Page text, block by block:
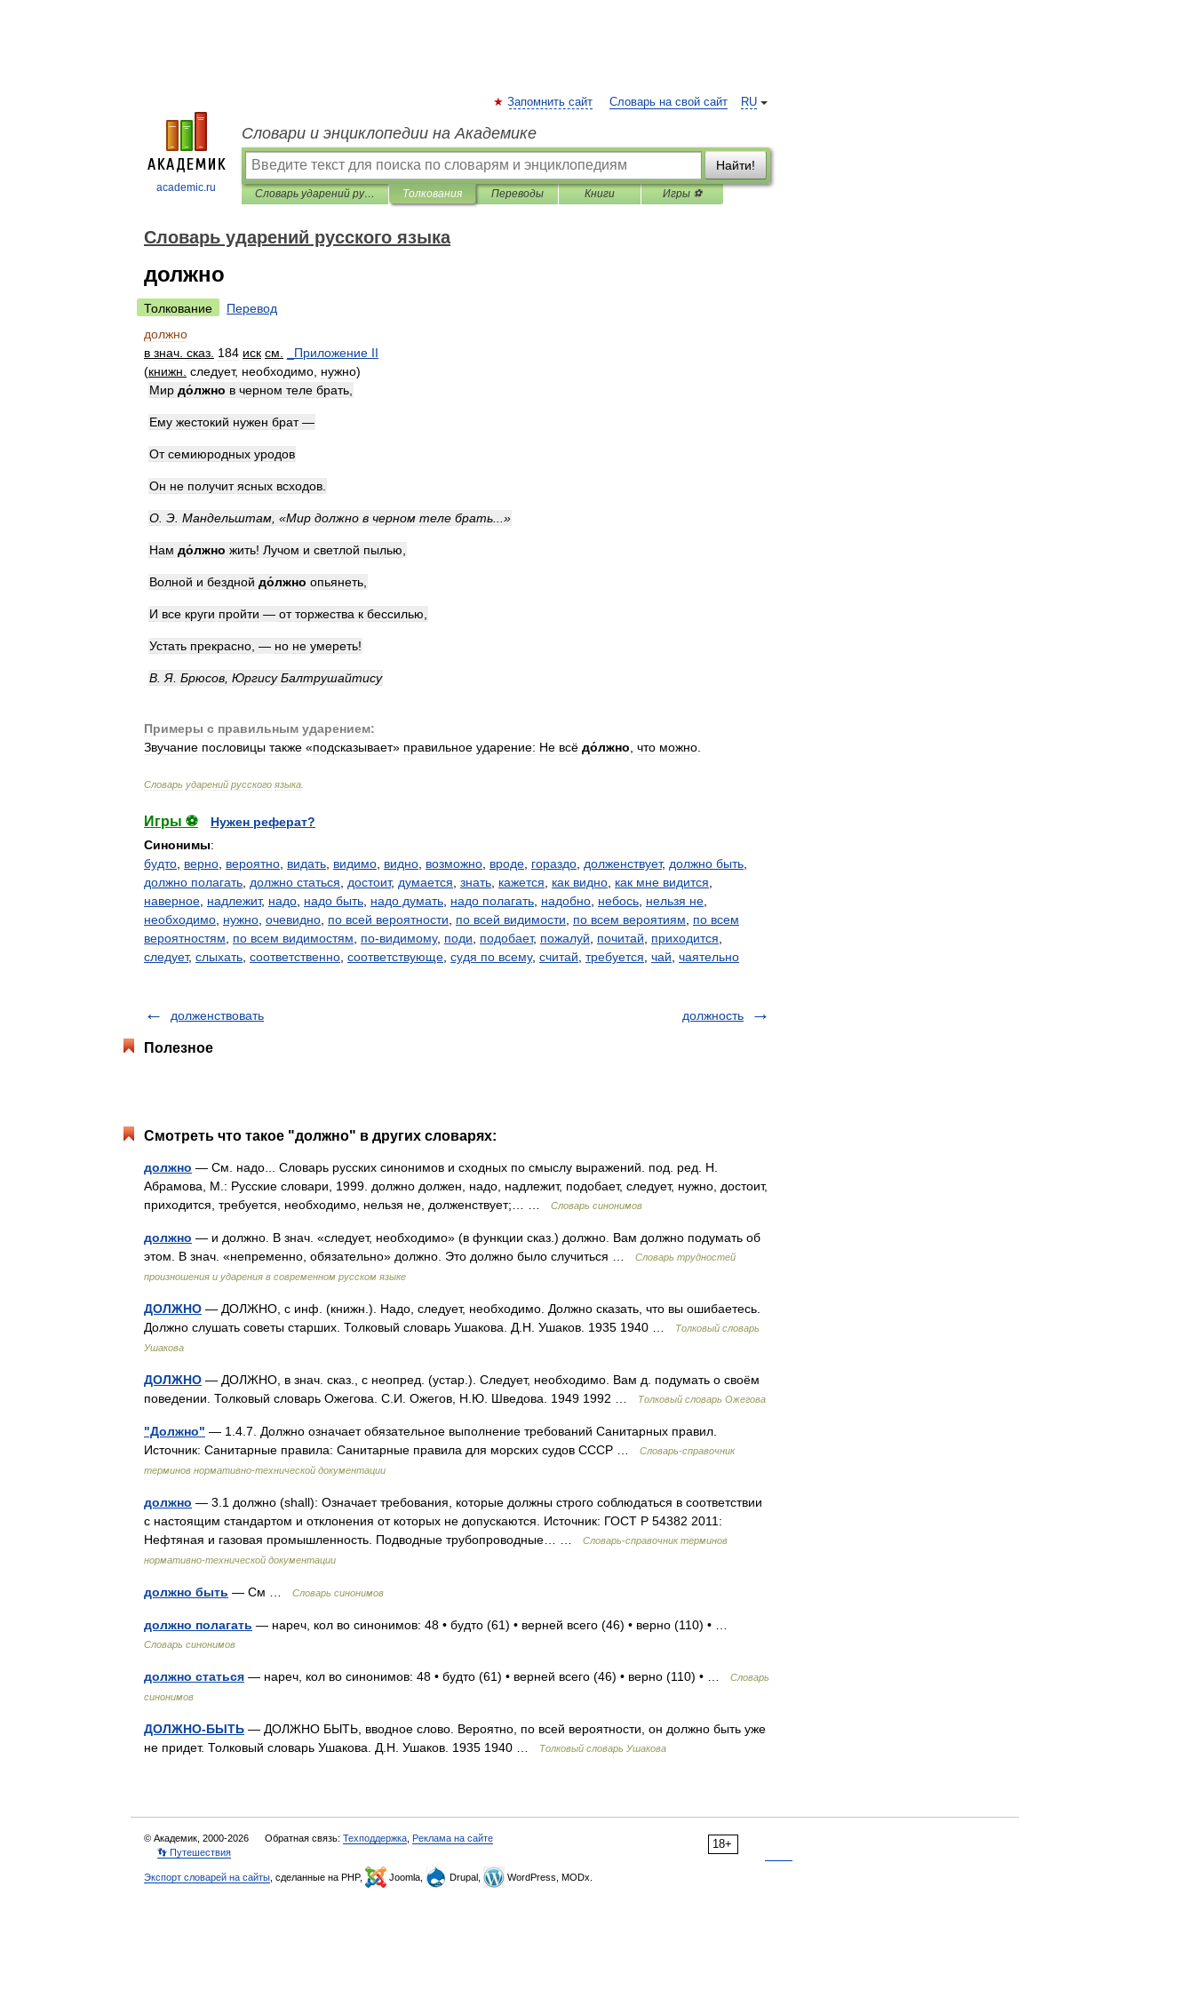
academic.ru
RU
Запомнить сайт Словарь на свой сайт
Словари и энциклопедии на Академике
Найти!
Словарь ударений русского языка Толкования Переводы Книги Игры ⚽
Словарь ударений русского языка
должно
Толкование
Перевод
должно
в знач сказ 184 иск см Приложение II
(книжн следует, необходимо нужно)
Мир до́лжно в черном теле брать
Ему жестокий нужен брат—
От семиюродных уродов
Он не получит ясных всходов
О Э Мандельштам , «Мир должно в черном теле брать ...»
Нам до́лжно жить! Лучом и светлой пылью
Волной и бездной до́лжно опьянеть
И все круги пройти — от торжества к бессилью
Устать прекрасно , — но не умереть!
В Я Брюсов Юргису Балтрушайтису
Примеры с правильным ударением:
Звучание пословицы также «подсказывает» правильное ударение: Не всё до́лжно что можно
Словарь ударений русского языка
Игры ⚽
Нужен реферат?
Синонимы:
будто верно вероятно видать видимо видно возможно вроде гораздо долженствует, должно быть
должно полагать должно статься достоит, думается знать кажется как видно как мне видится
наверное надлежит, надо надо быть надо думать надо полагать надобно небось нельзя не
необходимо нужно очевидно по всей вероятности по всей видимости по всем вероятиям
по всем
вероятностям
по всем видимостям по-видимому, поди подобает, пожалуй почитай приходится
следует, слыхать соответственно соответствующе судя по всему, считай требуется чай чаятельно
долженствовать должность
Полезное
Смотреть что такое "должно" в других словарях:
должно — См. надо... Словарь русских синонимов и сходных по смыслу выражений. под. ред. Н.
Абрамова, М.: Русские словари, 1999. должно должен, надо, надлежит, подобает, следует, нужно, достоит,
приходится, требуется, необходимо, нельзя не, долженствует;… …
Словарь синонимов
должно — и должно. В знач. «следует, необходимо» (в функции сказ.) должно. Вам должно подумать об
этом. В знач. «непременно, обязательно» должно. Это должно было случиться …
Словарь трудностей
произношения и ударения в современном русском языке
ДОЛЖНО — ДОЛЖНО, с инф. (книжн.). Надо, следует, необходимо. Должно сказать, что вы ошибаетесь.
Должно слушать советы старших. Толковый словарь Ушакова. Д.Н. Ушаков. 1935 1940 …
Толковый словарь
Ушакова
ДОЛЖНО — ДОЛЖНО, в знач. сказ., с неопред. (устар.). Следует, необходимо. Вам д. подумать о своём
поведении. Толковый словарь Ожегова. С.И. Ожегов, Н.Ю. Шведова. 1949 1992 …
Толковый словарь Ожегова
"Должно" — 1.4.7. Должно означает обязательное выполнение требований Санитарных правил.
Источник: Санитарные правила: Санитарные правила для морских судов СССР …
Словарь-справочник
терминов нормативно-технической документации
должно — 3.1 должно (shall): Означает требования, которые должны строго соблюдаться в соответствии
с настоящим стандартом и отклонения от которых не допускаются. Источник: ГОСТ Р 54382 2011:
Нефтяная и газовая промышленность. Подводные трубопроводные… …
Словарь-справочник терминов
нормативно-технической документации
должно быть — См … Словарь синонимов
должно полагать — нареч, кол во синонимов: 48 • будто (61) • верней всего (46) • верно (110) • …
Словарь синонимов
должно статься — нареч, кол во синонимов: 48 • будто (61) • верней всего (46) • верно (110) • …
Словарь
синонимов
ДОЛЖНО-БЫТЬ — ДОЛЖНО БЫТЬ, вводное слово. Вероятно, по всей вероятности, он должно быть уже
не придет. Толковый словарь Ушакова. Д.Н. Ушаков. 1935 1940 …
Толковый словарь Ушакова
18+
© Академик, 2000-2026 Обратная связь: Техподдержка Реклама на сайте
👣 Путешествия
Экспорт словарей на сайты , сделанные на PHP, Joomla, Drupal, WordPress, MODx.